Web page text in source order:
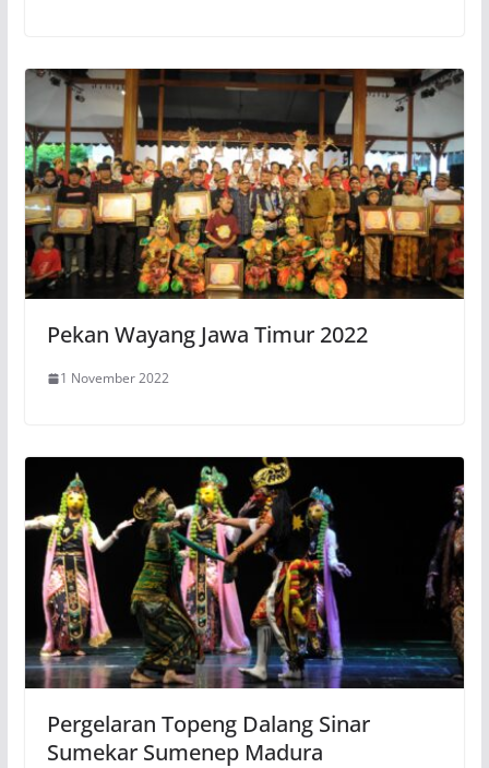
Pekan Wayang Jawa Timur 2022
1 November 2022
Pergelaran Topeng Dalang Sinar
Sumekar Sumenep Madura